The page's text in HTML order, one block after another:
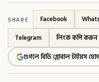
SHARE Facebook
Telegram
লিংক কপি করুন
গুগলে বিডি গ্লোবাল টাইমস